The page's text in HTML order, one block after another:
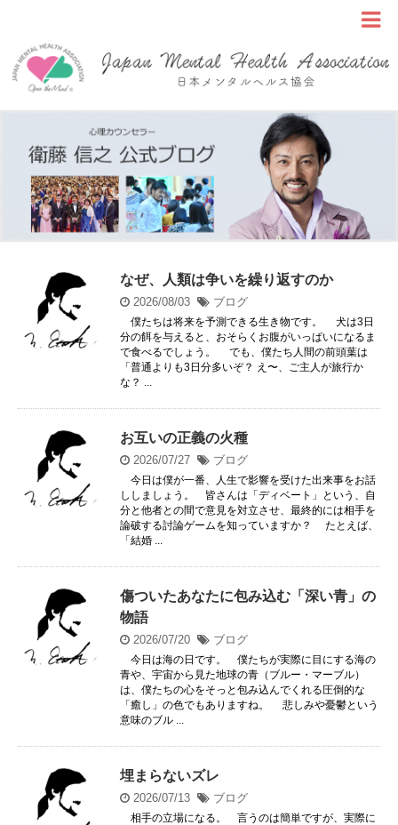
なぜ、人類は争いを繰り返すのか
2026/08/03 ブログ
僕たちは将来を予測できる生き物です。 犬は3日
分の餌を与えると、おそらくお腹がいっぱいになるま
で食べるでしょう。 でも、僕たち人間の前頭葉は
「普通よりも3日分多いぞ？ え〜、ご主人が旅行か
な？ ...
お互いの正義の火種
2026/07/27 ブログ
今日は僕が一番、人生で影響を受けた出来事をお話
ししましょう。 皆さんは「ディベート」という、自
分と他者との間で意見を対立させ、最終的には相手を
論破する討論ゲームを知っていますか？ たとえば、
「結婚 ...
傷ついたあなたに包み込む「深い青」の
物語
2026/07/20 ブログ
今日は海の日です。 僕たちが実際に目にする海の
青や、宇宙から見た地球の青（ブルー・マーブル）
は、僕たちの心をそっと包み込んでくれる圧倒的な
「癒し」の色でもありますね。 悲しみや憂鬱という
意味のブル ...
埋まらないズレ
2026/07/13 ブログ
相手の立場になる。 言うのは簡単ですが、実際に